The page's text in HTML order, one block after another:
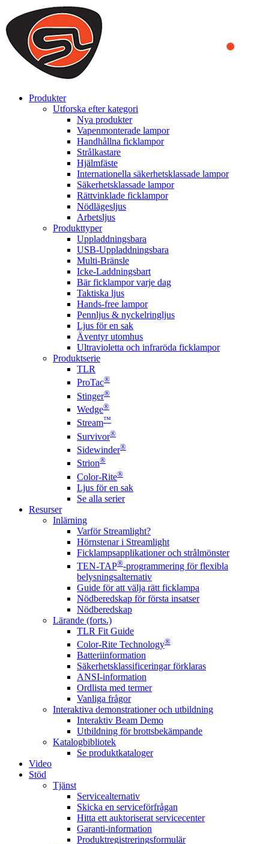
We use cookies to ensure that we provide you the best experience
on our website. By continuing to browse this website, you accept
that cookies are used to help us analyze how the website is used and
to offer you a better experience. To learn more or to find out how
you can disable cookies, you can access our
Produkter
Utforska efter kategori
Nya produkter
Vapenmonterade lampor
Handhållna ficklampor
Strålkastare
Hjälmfäste
Internationella säkerhetsklassade lampor
Säkerhetsklassade lampor
Rättvinklade ficklampor
Nödlägesljus
Arbetsljus
Produkttyper
Uppladdningsbara
USB-Uppladdningsbara
Multi-Bränsle
Icke-Laddningsbart
Bär ficklampor varje dag
Taktiska ljus
Hands-free lampor
Pennljus & nyckelringljus
Ljus för en sak
Äventyr utomhus
Ultravioletta och infraröda ficklampor
Produktserie
TLR
ProTac®
Stinger®
Wedge®
Stream™
Survivor®
Sidewinder®
Strion®
Color-Rite®
Ljus för en sak
Se alla serier
Resurser
Inlärning
Varför Streamlight?
Hörnstenar i Streamlight
Ficklampsapplikationer och strålmönster
TEN-TAP®-programmering för flexibla
belysningsalternativ
Guide för att välja rätt ficklampa
Nödberedskap för första insatser
Nödberedskap
Lärande (forts.)
TLR Fit Guide
Color-Rite Technology®
Batteriinformation
Säkerhetsklassificeringar förklaras
ANSI-information
Ordlista med termer
Vanliga frågor
Interaktiva demonstrationer och utbildning
Interaktiv Beam Demo
Utbildning för brottsbekämpande
Katalogbibliotek
Se produktkataloger
Video
Stöd
Tjänst
Servicealternativ
Skicka en serviceförfrågan
Hitta ett auktoriserat servicecenter
Garanti-information
Produktregistreringsformulär